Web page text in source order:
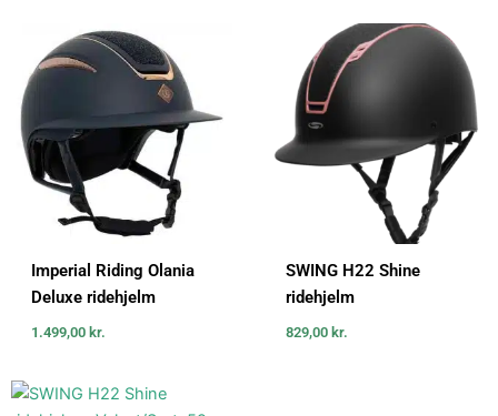
Imperial Riding Olania
Deluxe ridehjelm
1.499,00 kr.
SWING H22 Shine
ridehjelm
829,00 kr.